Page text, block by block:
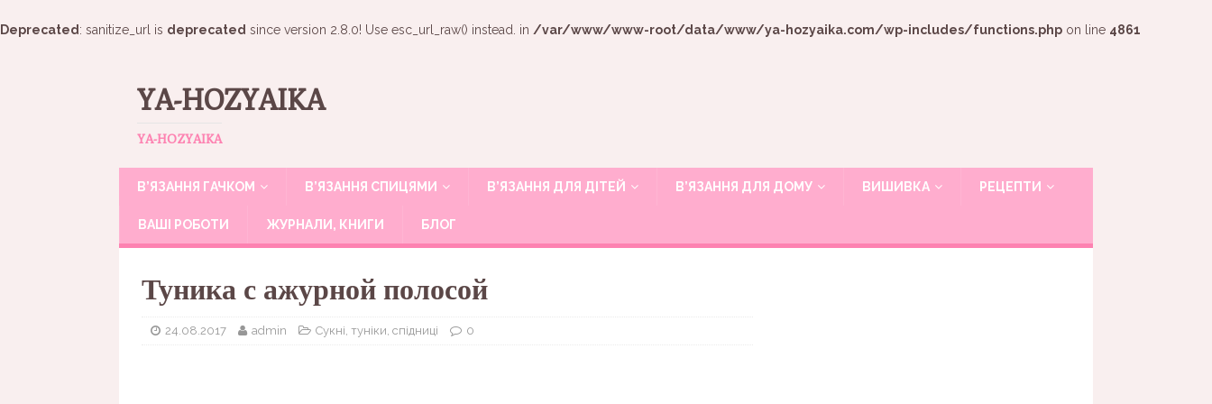
Deprecated : sanitize_url is deprecated since version 2.8.0! Use esc_url_raw() instead. in /var/www/www-root/data/www/ya-hozyaika.com/wp-includes/functions.php on line 4861
YA-HOZYAIKA
YA-HOZYAIKA
В’ЯЗАННЯ ГАЧКОМ В’ЯЗАННЯ СПИЦЯМИ В’ЯЗАННЯ ДЛЯ ДІТЕЙ В’ЯЗАННЯ ДЛЯ ДОМУ ВИШИВКА РЕЦЕПТИ
ВАШІ РОБОТИ ЖУРНАЛИ, КНИГИ БЛОГ
Туника с ажурной полосой
24.08.2017 admin Сукні, туніки, спідниці 0